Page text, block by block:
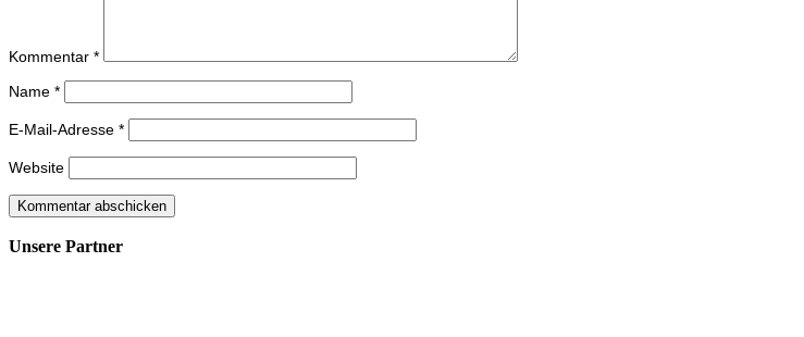
Kommentar *
Name *
E-Mail-Adresse *
Website
Unsere Partner